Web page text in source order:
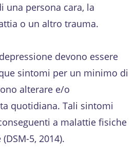
una persona cara, la
o un altro trauma.
devono essere
sintomi per un minimo di
alterare e/o
quotidiana. Tali sintomi
a malattie fisiche
5, 2014).